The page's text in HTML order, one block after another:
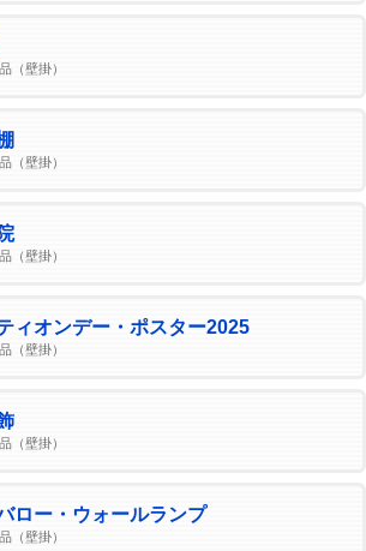
（壁掛）
（壁掛）
（壁掛）
ィオンデー・ポスター2025
（壁掛）
（壁掛）
ロー・ウォールランプ
（壁掛）